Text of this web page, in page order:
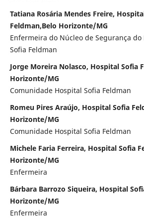
Tatiana Rosária Mendes Freire,
Feldman,Belo Horizonte/MG
Enfermeira do Núcleo de Segurança
Sofia Feldman
Jorge Moreira Nolasco, Hospital Sofia
Horizonte/MG
Comunidade Hospital Sofia Feldman
Romeu Pires Araújo, Hospital Sofia
Horizonte/MG
Comunidade Hospital Sofia Feldman
Michele Faria Ferreira, Hospital Sofia
Horizonte/MG
Enfermeira
Bárbara Barrozo Siqueira, Hospital
Horizonte/MG
Enfermeira